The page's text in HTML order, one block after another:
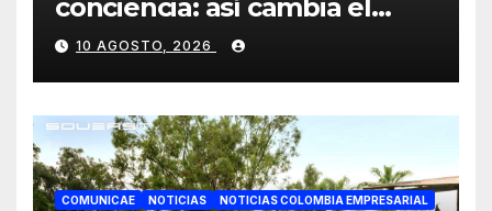
conciencia: así cambia el
consumo de la cosmética en
Colombia
10 AGOSTO, 2026
COMUNICAE NOTICIAS NOTICIAS COLOMBIA EMPRESARIAL